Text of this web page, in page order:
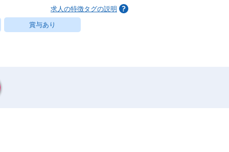
求人の特徴タグの説明
賞与あり